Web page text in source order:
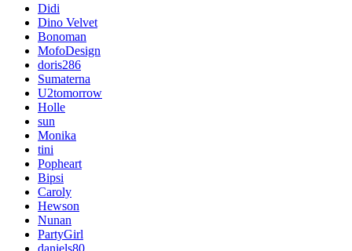
Didi
Dino Velvet
Bonoman
MofoDesign
doris286
Sumaterna
U2tomorrow
Holle
sun
Monika
tini
Popheart
Bipsi
Caroly
Hewson
Nunan
PartyGirl
daniels80